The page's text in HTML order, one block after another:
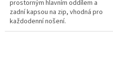
prostorným hlavním oddílem a
zadní kapsou na zip, vhodná pro
každodenní nošení.
Minimalistický design snadno